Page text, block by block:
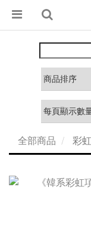
全部商品 彩